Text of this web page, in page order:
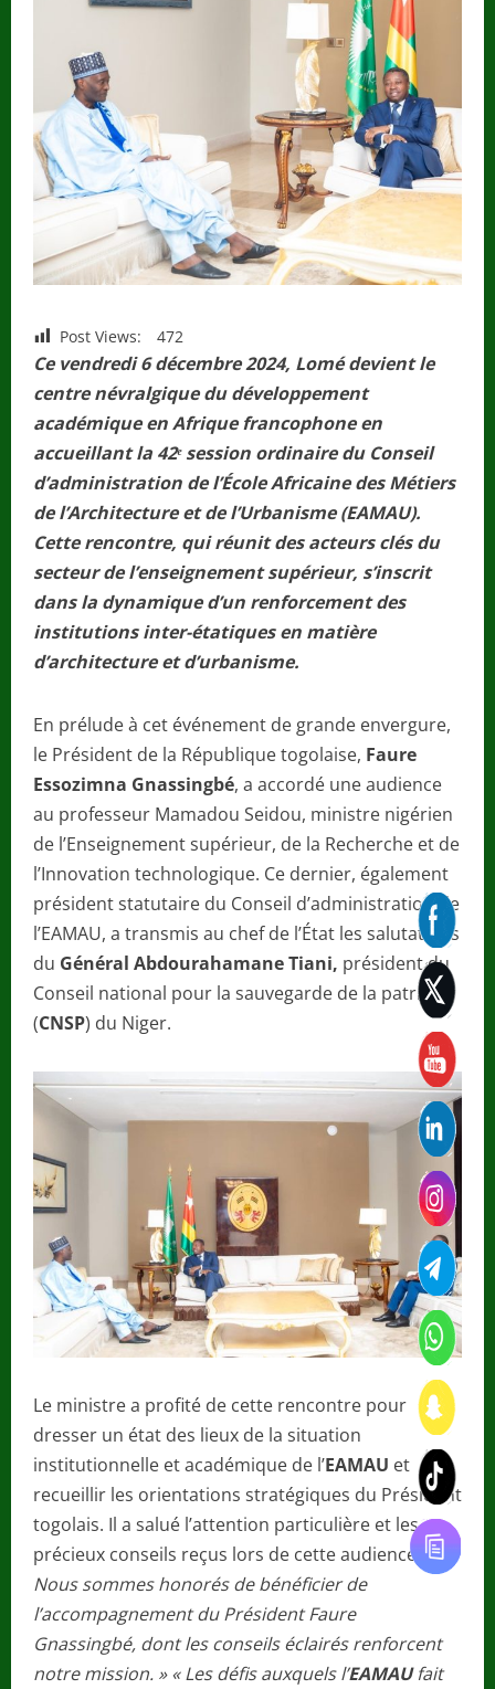
Post Views: 472
Ce vendredi 6 décembre 2024, Lomé devient le
centre névralgique du développement
académique en Afrique francophone en
accueillant la 42ᵉ session ordinaire du Conseil
d’administration de l’École Africaine des Métiers
de l’Architecture et de l’Urbanisme (EAMAU).
Cette rencontre, qui réunit des acteurs clés du
secteur de l’enseignement supérieur, s’inscrit
dans la dynamique d’un renforcement des
institutions inter-étatiques en matière
d’architecture et d’urbanisme.
En prélude à cet événement de grande envergure,
le Président de la République togolaise, Faure
Essozimna Gnassingbé, a accordé une audience
au professeur Mamadou Seidou, ministre nigérien
de l’Enseignement supérieur, de la Recherche et de
l’Innovation technologique. Ce dernier, également
président statutaire du Conseil d’administration de
l’EAMAU, a transmis au chef de l’État les salutations
du Général Abdourahamane Tiani, président du
Conseil national pour la sauvegarde de la patrie
(CNSP) du Niger.
Le ministre a profité de cette rencontre pour
dresser un état des lieux de la situation
institutionnelle et académique de l’EAMAU et
recueillir les orientations stratégiques du Président
togolais. Il a salué l’attention particulière et les
précieux conseils reçus lors de cette audience.«
Nous sommes honorés de bénéficier de
l’accompagnement du Président Faure
Gnassingbé, dont les conseils éclairés renforcent
notre mission. » « Les défis auxquels l’EAMAUfait